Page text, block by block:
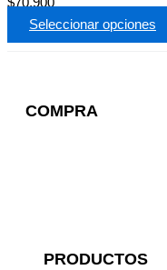
$70,900
Seleccionar opciones
COMPRA
PRODUCTOS